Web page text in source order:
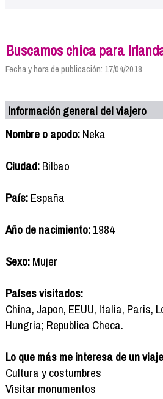
Buscamos chica para
Fecha y hora de publicación: 17/04/2018
Información general del viajero
Nombre o apodo:Neka
Ciudad:Bilbao
País:España
Año de nacimiento:1984
Sexo:Mujer
Países visitados:
China, Japon, EEUU, Italia, Paris,
Hungria; Republica Checa.
Lo que más me interesa de un
Cultura y costumbres
Visitar monumentos